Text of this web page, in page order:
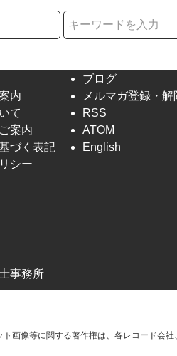
内
て
案内
づく表記
シー
ブログ
メルマガ登録・解
RSS
ATOM
English
事務所
画像等に関する著作権は、各レコード会